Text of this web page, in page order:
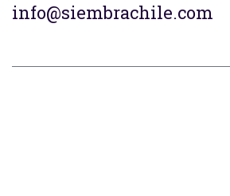
info@siembrachile.com